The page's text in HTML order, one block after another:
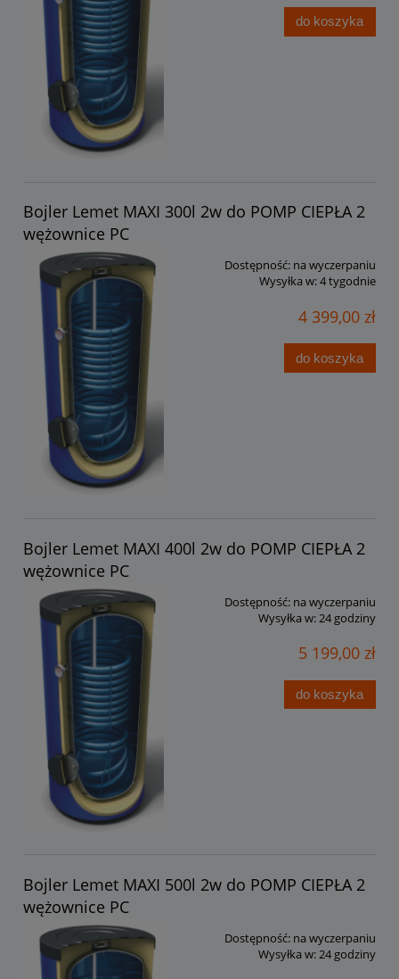
do koszyka
Bojler Lemet MAXI 300l 2w do POMP CIEPŁA 2
wężownice PC
Dostępność: na wyczerpaniu
Wysyłka w:4 tygodnie
4 399,00 zł
do koszyka
Bojler Lemet MAXI 400l 2w do POMP CIEPŁA 2
wężownice PC
Dostępność: na wyczerpaniu
Wysyłka w: 24 godziny
5 199,00 zł
do koszyka
Bojler Lemet MAXI 500l 2w do POMP CIEPŁA 2
wężownice PC
Dostępność: na wyczerpaniu
Wysyłka w:24 godziny